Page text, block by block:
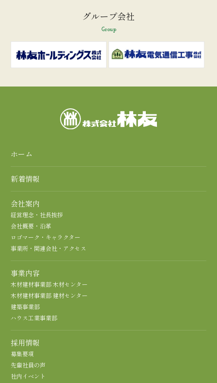
グループ会社
Group
ホーム
新着情報
会社案内
経営理念・社長挨拶
会社概要・沿革
ロゴマーク・キャラクター
事業所・関連会社・アクセス
事業内容
木材建材事業部 木材センター
木材建材事業部 建材センター
建築事業部
ハウス工業事業部
採用情報
募集要項
先輩社員の声
社内イベント